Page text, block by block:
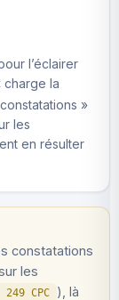
l’éclairer
charge la
»
les
en résulter
constatations
les
CPC
), là